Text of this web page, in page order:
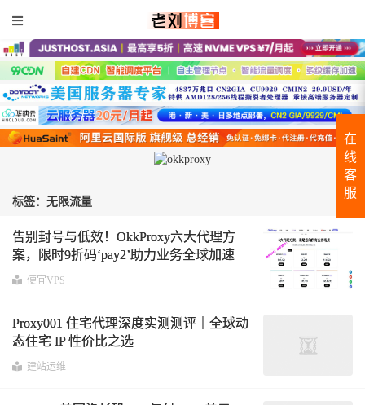
标签：无限流量
告别封号与低效！OkkProxy六大代理方
案，限时9折码‘pay2’助力业务全球加速
便宜VPS
Proxy001 住宅代理深度实测测评｜全球动
态住宅 IP 性价比之选
建站运维
在
线
客
服